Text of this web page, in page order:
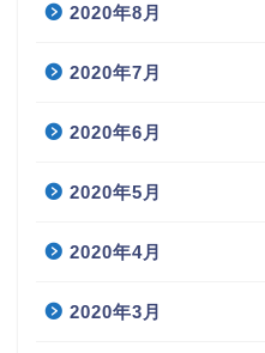
2020年8月
2020年7月
2020年6月
2020年5月
2020年4月
2020年3月